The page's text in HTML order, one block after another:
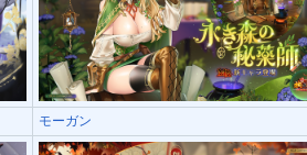
モーガン